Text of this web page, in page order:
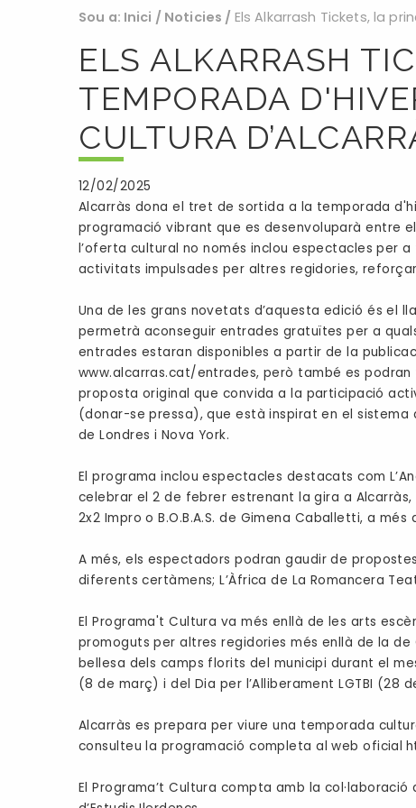
Sou a: Inici / Noticies / Els Alkarrash Tickets, la
ELS ALKARRASH
TEMPORADA
CULTURA
12/02/2025
Alcarràs dona el tret de sortida a la temporada
programació vibrant que es desenvoluparà entre
l’oferta cultural no només inclou espectacles per
activitats impulsades per altres regidories,
Una de les grans novetats d’aquesta edició és el
permetrà aconseguir entrades gratuïtes per a
entrades estaran disponibles a partir de la
www.alcarras.cat/entrades, però també es
proposta original que convida a la participació
(donar-se pressa), que està inspirat en el sistema
de Londres i Nova York.
El programa inclou espectacles destacats com
celebrar el 2 de febrer estrenant la gira a
2x2 Impro o B.O.B.A.S. de Gimena Caballetti, a
A més, els espectadors podran gaudir de
diferents certàmens; L’Àfrica de La Romancera
El Programa't Cultura va més enllà de les arts
promoguts per altres regidories més enllà de la de
bellesa dels camps florits del municipi durant el
(8 de març) i del Dia per l’Alliberament LGTBI (28
Alcarràs es prepara per viure una temporada
consulteu la programació completa al web oficial
El Programa’t Cultura compta amb la